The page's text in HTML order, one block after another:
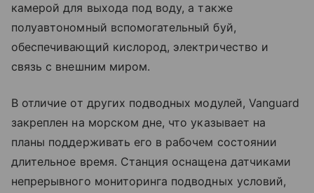
камерой для выхода под воду, а также
полуавтономный вспомогательный буй,
обеспечивающий кислород, электричество и
связь с внешним миром.
В отличие от других подводных модулей, Vanguard
закреплен на морском дне, что указывает на
планы поддерживать его в рабочем состоянии
длительное время. Станция оснащена датчиками
непрерывного мониторинга подводных условий,